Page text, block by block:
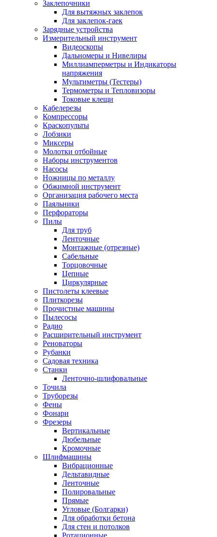
Заклепочники
Для вытяжных заклепок
Для заклепок-гаек
Зарядные устройства
Измерительный инструмент
Видеоскопы
Дальномеры и Нивелиры
Миллиамперметры и Индикаторы
напряжения
Мультиметры (Тестеры)
Термометры и Тепловизоры
Токовые клещи
Кабелерезы
Компрессоры
Краскопульты
Лобзики
Миксеры
Молотки отбойные
Наборы инструментов
Насосы
Ножницы по металлу
Обжимной инструмент
Организация рабочего места
Паяльники
Перфораторы
Пилы
Для труб
Ленточные
Монтажные (отрезные)
Сабельные
Торцовочные
Цепные
Циркулярные
Пистолеты клеевые
Плиткорезы
Прочистные машины
Пылесосы
Радио
Расширительный инструмент
Реноваторы
Рубанки
Садовая техника
Станки
Ленточно-шлифовальные
Точила
Труборезы
Фены
Фонари
Фрезеры
Вертикальные
Дюбельные
Кромочные
Шлифмашины
Вибрационные
Дельтавидные
Ленточные
Полировальные
Прямые
Угловые (Болгарки)
Для обработки бетона
Для стен и потолков
Ротационные